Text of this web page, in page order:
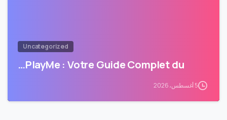
Uncategorized
PlayMe : Votre Guide Complet du…
5 أغسطس، 2026